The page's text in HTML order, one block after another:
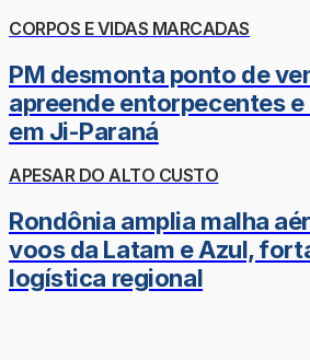
CORPOS E VIDAS MARCADAS
PM desmonta ponto de
apreende entorpecentes
em Ji-Paraná
APESAR DO ALTO CUSTO
Rondônia amplia malha
voos da Latam e Azul,
logística regional